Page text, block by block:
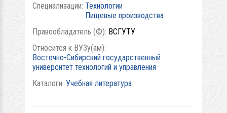
Специализации: Технологии
Пищевые производства
Правообладатель (©): ВСГУТУ
Относится к ВУЗу(ам):
Восточно-Сибирский государственный
университет технологий и управления
Каталоги: Учебная литература